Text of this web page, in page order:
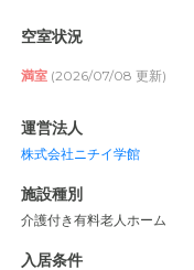
空室状況
満室 (2026/07/08 更新)
運営法人
株式会社ニチイ学館
施設種別
介護付き有料老人ホーム
入居条件